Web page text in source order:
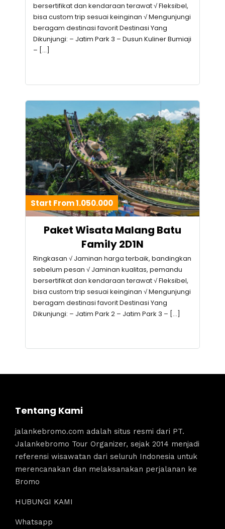
bersertifikat dan kendaraan terawat √ Fleksibel,
bisa custom trip sesuai keinginan √ Mengunjungi
beragam destinasi favorit Destinasi Yang
Dikunjungi: – Jatim Park 3 – Dusun Kuliner Bumiaji
– […]
Start From 1.050.000
Paket Wisata Malang Batu
Family 2D1N
Ringkasan √ Jaminan harga terbaik, bandingkan
sebelum pesan √ Jaminan kualitas, pemandu
bersertifikat dan kendaraan terawat √ Fleksibel,
bisa custom trip sesuai keinginan √ Mengunjungi
beragam destinasi favorit Destinasi Yang
Dikunjungi: – Jatim Park 2 – Jatim Park 3 – […]
Tentang Kami
jalankebromo.com adalah situs resmi dari PT.
Jalankebromo Tour Organizer, sejak 2014 menjadi
referensi wisawatan dari seluruh Indonesia untuk
merencanakan dan melaksanakan perjalanan ke
Bromo
HUBUNGI KAMI
Whatsapp